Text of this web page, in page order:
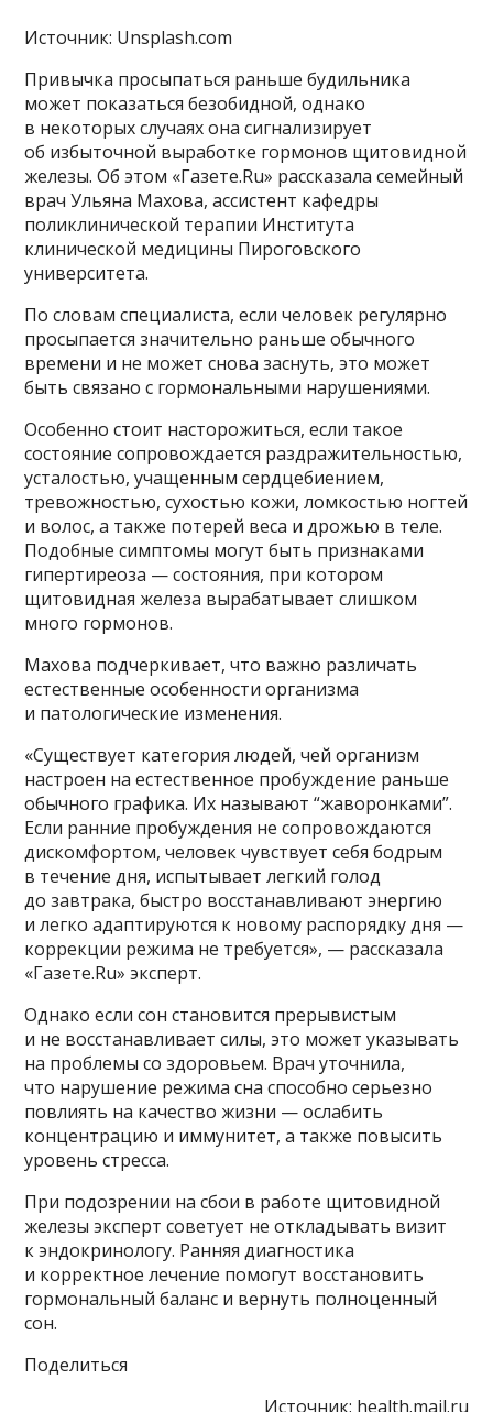
Источник: Unsplash.com
Привычка просыпаться раньше будильника
может показаться безобидной, однако
в некоторых случаях она сигнализирует
об избыточной выработке гормонов щитовидной
железы. Об этом «Газете.Ru» рассказала семейный
врач Ульяна Махова, ассистент кафедры
поликлинической терапии Института
клинической медицины Пироговского
университета.
По словам специалиста, если человек регулярно
просыпается значительно раньше обычного
времени и не может снова заснуть, это может
быть связано с гормональными нарушениями.
Особенно стоит насторожиться, если такое
состояние сопровождается раздражительностью,
усталостью, учащенным сердцебиением,
тревожностью, сухостью кожи, ломкостью ногтей
и волос, а также потерей веса и дрожью в теле.
Подобные симптомы могут быть признаками
гипертиреоза — состояния, при котором
щитовидная железа вырабатывает слишком
много гормонов.
Махова подчеркивает, что важно различать
естественные особенности организма
и патологические изменения.
«Существует категория людей, чей организм
настроен на естественное пробуждение раньше
обычного графика. Их называют “жаворонками”.
Если ранние пробуждения не сопровождаются
дискомфортом, человек чувствует себя бодрым
в течение дня, испытывает легкий голод
до завтрака, быстро восстанавливают энергию
и легко адаптируются к новому распорядку дня —
коррекции режима не требуется», — рассказала
«Газете.Ru» эксперт.
Однако если сон становится прерывистым
и не восстанавливает силы, это может указывать
на проблемы со здоровьем. Врач уточнила,
что нарушение режима сна способно серьезно
повлиять на качество жизни — ослабить
концентрацию и иммунитет, а также повысить
уровень стресса.
При подозрении на сбои в работе щитовидной
железы эксперт советует не откладывать визит
к эндокринологу. Ранняя диагностика
и корректное лечение помогут восстановить
гормональный баланс и вернуть полноценный
сон.
Поделиться
Источник: health.mail.ru